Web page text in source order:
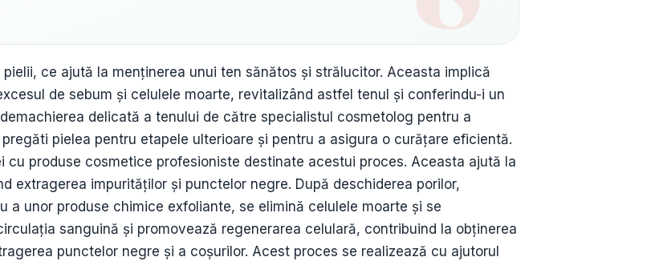
ce ajută la menținerea unui ten sănătos și strălucitor. Aceasta implică
de sebum și celulele moarte, revitalizând astfel tenul și conferindu-i un
delicată a tenului de către specialistul cosmetolog pentru a
pielea pentru etapele ulterioare și pentru a asigura o curățare eficientă.
produse cosmetice profesioniste destinate acestui proces. Aceasta ajută la
extragerea impurităților și punctelor negre. După deschiderea porilor,
unor produse chimice exfoliante, se elimină celulele moarte și se
sanguină și promovează regenerarea celulară, contribuind la obținerea
punctelor negre și a coșurilor. Acest proces se realizează cu ajutorul